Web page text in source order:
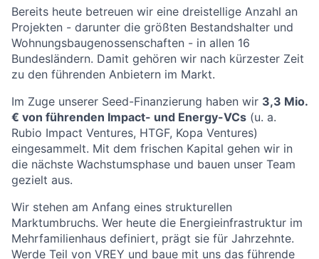
Bereits heute betreuen wir eine dreistellige Anzahl an
Projekten - darunter die größten Bestandshalter und
Wohnungsbaugenossenschaften - in allen 16
Bundesländern. Damit gehören wir nach kürzester Zeit
zu den führenden Anbietern im Markt.
Im Zuge unserer Seed-Finanzierung haben wir 3,3 Mio.
€ von führenden Impact- und Energy-VCs (u. a.
Rubio Impact Ventures, HTGF, Kopa Ventures)
eingesammelt. Mit dem frischen Kapital gehen wir in
die nächste Wachstumsphase und bauen unser Team
gezielt aus.
Wir stehen am Anfang eines strukturellen
Marktumbruchs. Wer heute die Energieinfrastruktur im
Mehrfamilienhaus definiert, prägt sie für Jahrzehnte.
Werde Teil von VREY und baue mit uns das führende